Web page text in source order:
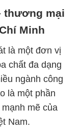
thương mại
Minh
là một đơn vị
chất đa dạng
ngành công
là một phần
mẽ của
Nam.